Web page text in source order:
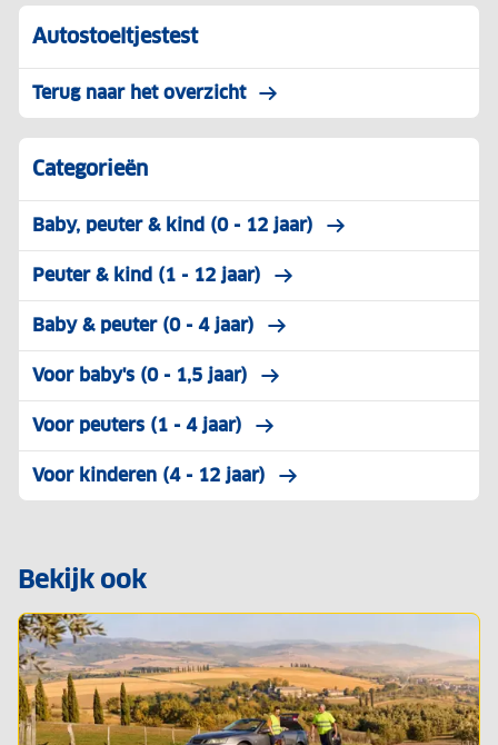
Autostoeltjestest
Terug naar het overzicht
Categorieën
Baby, peuter & kind (0 - 12 jaar)
Peuter & kind (1 - 12 jaar)
Baby & peuter (0 - 4 jaar)
Voor baby's (0 - 1,5 jaar)
Voor peuters (1 - 4 jaar)
Voor kinderen (4 - 12 jaar)
Bekijk ook